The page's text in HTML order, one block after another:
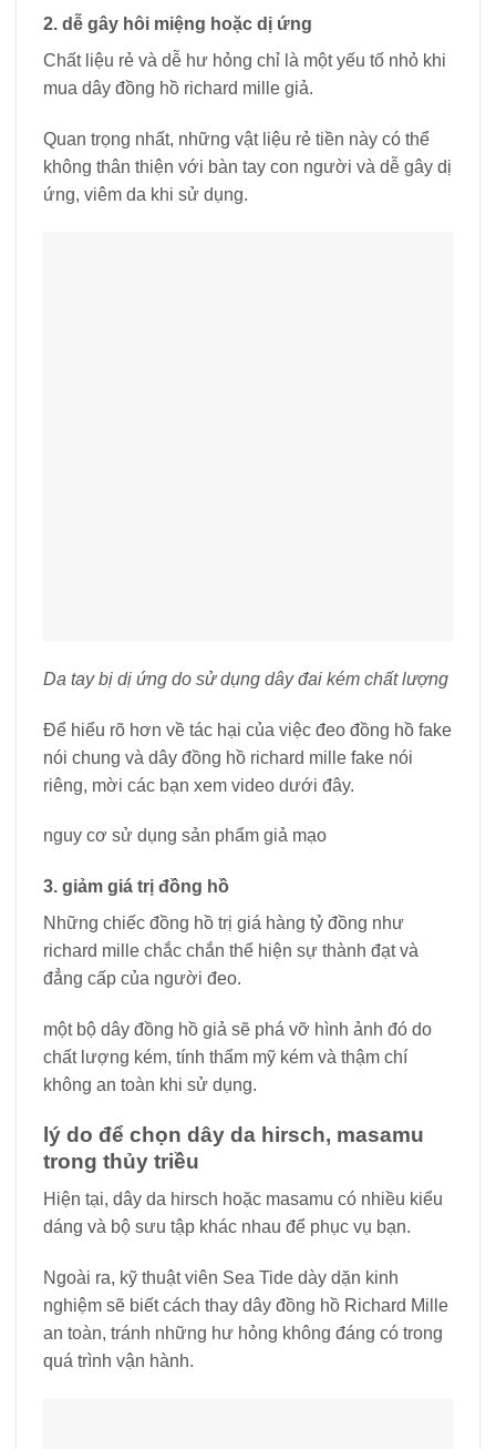
2. dễ gây hôi miệng hoặc dị ứng
Chất liệu rẻ và dễ hư hỏng chỉ là một yếu tố nhỏ khi
mua dây đồng hồ richard mille giả.
Quan trọng nhất, những vật liệu rẻ tiền này có thể
không thân thiện với bàn tay con người và dễ gây dị
ứng, viêm da khi sử dụng.
Da tay bị dị ứng do sử dụng dây đai kém chất lượng
Để hiểu rõ hơn về tác hại của việc đeo đồng hồ fake
nói chung và dây đồng hồ richard mille fake nói
riêng, mời các bạn xem video dưới đây.
nguy cơ sử dụng sản phẩm giả mạo
3. giảm giá trị đồng hồ
Những chiếc đồng hồ trị giá hàng tỷ đồng như
richard mille chắc chắn thể hiện sự thành đạt và
đẳng cấp của người đeo.
một bộ dây đồng hồ giả sẽ phá vỡ hình ảnh đó do
chất lượng kém, tính thẩm mỹ kém và thậm chí
không an toàn khi sử dụng.
lý do để chọn dây da hirsch, masamu
trong thủy triều
Hiện tại, dây da hirsch hoặc masamu có nhiều kiểu
dáng và bộ sưu tập khác nhau để phục vụ bạn.
Ngoài ra, kỹ thuật viên Sea Tide dày dặn kinh
nghiệm sẽ biết cách thay dây đồng hồ Richard Mille
an toàn, tránh những hư hỏng không đáng có trong
quá trình vận hành.